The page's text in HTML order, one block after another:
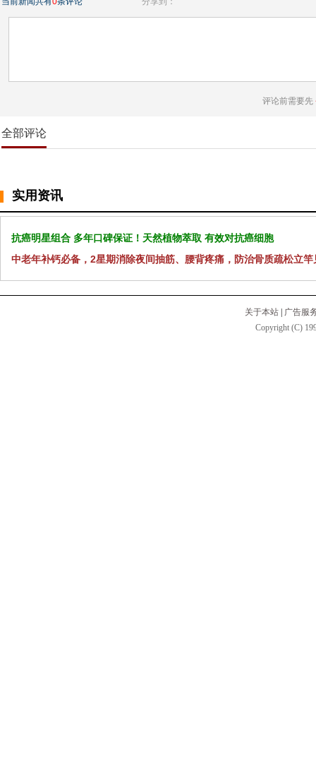
评论前需要先
全部评论
实用资讯
抗癌明星组合 多年口碑保证！天然植物萃取 有效对抗癌细胞
中老年补钙必备，2星期消除夜间抽筋、腰背疼痛，防治骨质疏松立竿
关于本站
广告服
Copyright (C)